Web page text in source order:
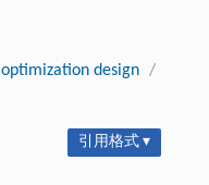
optimization design /
引用格式 ▾